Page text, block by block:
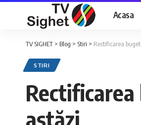
Acasa
TV SIGHET > Blog > Stiri > Rectificarea
STIRI
astăzi